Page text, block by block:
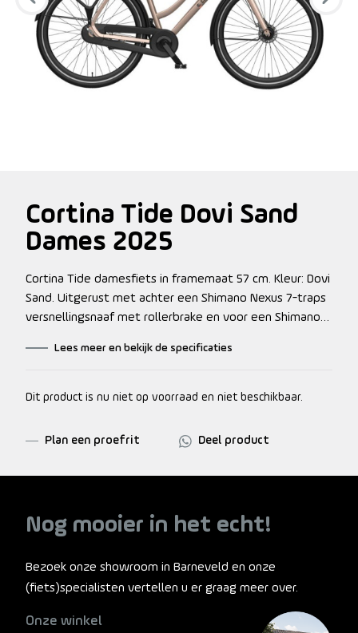
Cortina Tide Dovi Sand
Dames 2025
Cortina Tide damesfiets in framemaat 57 cm. Kleur: Dovi
Sand. Uitgerust met achter een Shimano Nexus 7-traps
versnellingsnaaf met rollerbrake en voor een Shimano
Lees meer en bekijk de specificaties
Dit product is nu niet op voorraad en niet beschikbaar.
Plan een proefrit Deel product
Nog mooier in het echt!
Bezoek onze showroom in Barneveld en onze
(fiets)specialisten vertellen u er graag meer over.
Onze winkel